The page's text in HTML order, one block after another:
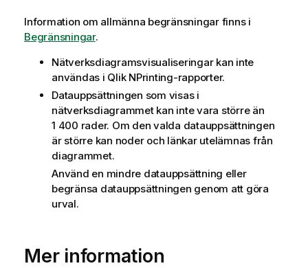
Information om allmänna begränsningar finns i
Begränsningar.
Nätverksdiagramsvisualiseringar kan inte
användas i Qlik NPrinting-rapporter.
Datauppsättningen som visas i
nätverksdiagrammet kan inte vara större än
1 400 rader. Om den valda datauppsättningen
är större kan noder och länkar utelämnas från
diagrammet.
Använd en mindre datauppsättning eller
begränsa datauppsättningen genom att göra
urval.
Mer information